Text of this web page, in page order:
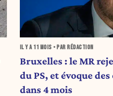
IL Y A 11 MOIS • PAR RÉDACTION
Bruxelles : le MR
du PS, et évoque
dans 4 mois